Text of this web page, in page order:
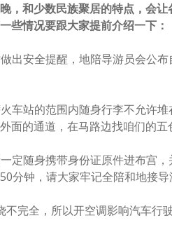
，和少数民族聚居的特点，会
些情况要跟大家提前介绍一下：
出安全提醒，地陪导游员会公
车站的范围内随身行李不允许
面的通道，在马路边找咱们的五
定随身携带身份证原件进布宫
分钟，请大家牢记全陪和地接
完全，所以开空调影响汽车行